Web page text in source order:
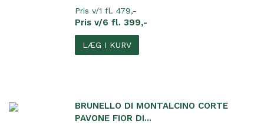
Pris v/1 fl. 479,-
Pris v/6 fl. 399,-
LÆG I KURV
BRUNELLO DI MONTALCINO CORTE
PAVONE FIOR DI...